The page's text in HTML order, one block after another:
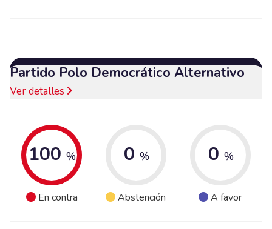
Partido Polo Democrático Alternativo
Ver detalles
100 %
En contra
0 %
Abstención
0 %
A favor